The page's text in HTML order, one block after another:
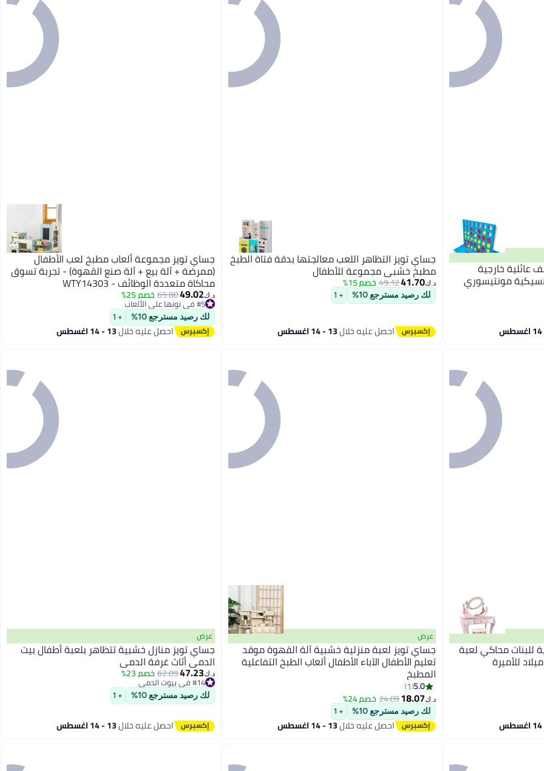
عائلية خارجية
مونتيسوري
جساي تويز التظاهر اللعب معالجتها بدقة فتاة الطبخ
مطبخ خشبي مجموعة للأطفال
د.ك‏41.70
49.12خصم 15%
لك رصيد مسترجع 10% + 1
احصل عليه خلال13 - 14 اغسطس
جساي تويز مجموعة ألعاب مطبخ لعب الأطفال
(ممرضة + آلة بيع + آلة صنع القهوة) - تجربة تسوق
محاكاة متعددة الوظائف - WTY14303
د.ك‏49.02
65.80 خصم 25% #5 في نونها على الألعاب
أقل سعر في السنة
#5 في نونها على الألعاب
لك رصيد مسترجع 10% + 1
احصل عليه خلال13 - 14 اغسطس
للبنات محاكي لعبة
للأميرة
عرض
جساي تويز لعبة منزلية خشبية آلة القهوة موقد
تعليم الأطفال الآباء الأطفال ألعاب الطبخ التفاعلية
المطبخ
5.0
1
د.ك‏18.07
24.09خصم 24%
لك رصيد مسترجع 10% + 1
احصل عليه خلال13 - 14 اغسطس
عرض
جساي تويز منازل خشبية تتظاهر بلعبة أطفال بيت
الدمى أثاث غرفة الدمى
د.ك‏47.23
62.09 خصم 23% #14 في بيوت الدمى
أقل سعر في 30 يوم
#14 في بيوت الدمى
لك رصيد مسترجع 10% + 1
احصل عليه خلال13 - 14 اغسطس